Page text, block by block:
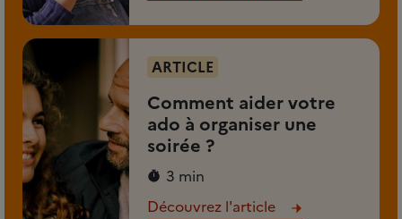
ARTICLE
Comment aider votre
ado à organiser une
soirée ?
3 min
Découvrez l'article